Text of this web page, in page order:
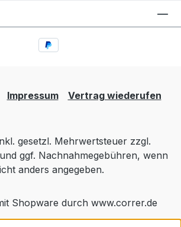
Impressum Vertrag wiederufen
gesetzl. Mehrwertsteuer zzgl.
ggf. Nachnahmegebühren, wenn
anders angegeben.
Shopware durch www.correr.de